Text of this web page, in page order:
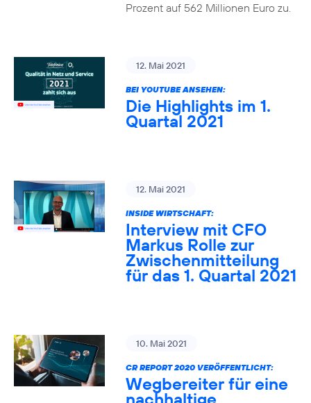
Prozent auf 562 Millionen Euro zu.
12. Mai 2021
BEI YOUTUBE ANSEHEN:
Die Highlights im 1.
Quartal 2021
12. Mai 2021
INSIDE WIRTSCHAFT:
Interview mit CFO
Markus Rolle zur
Zwischenmitteilung
für das 1. Quartal 2021
10. Mai 2021
CR REPORT 2020 VERÖFFENTLICHT:
Wegbereiter für eine
nachhaltige